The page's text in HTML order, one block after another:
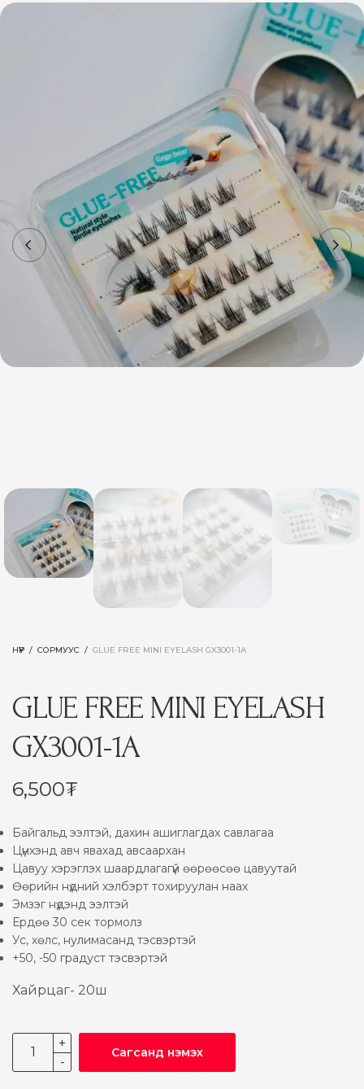
НҮҮР / СОРМУУС / GLUE FREE MINI EYELASH GX3001-1A
GLUE FREE MINI EYELASH
GX3001-1A
6,500₮
Байгальд ээлтэй, дахин ашиглагдах савлагаа
Цүнхэнд авч явахад авсаархан
Цавуу хэрэглэх шаардлагагүй өөрөөсөө цавуутай
Өөрийн нүдний хэлбэрт тохируулан наах
Эмзэг нүдэнд ээлтэй
Ердөө 30 сек тормолз
Ус, хөлс, нулимасанд тэсвэртэй
+50, -50 градуст тэсвэртэй
Хайрцаг- 20ш
Сагсанд нэмэх